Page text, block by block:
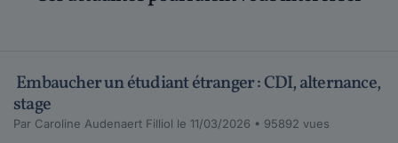
Embaucher un étudiant étranger : CDI, alternance,
stage
Par Caroline Audenaert Filliol le 11/03/2026 • 95892 vues